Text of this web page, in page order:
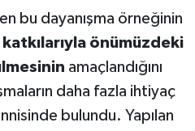
bu dayanışma örneğinin
önümüzdeki
amaçlandığını
daha fazla ihtiyaç
bulundu. Yapılan